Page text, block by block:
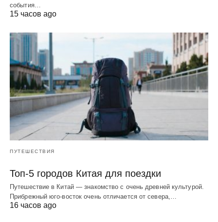
события…
15 часов ago
ПУТЕШЕСТВИЯ
Топ-5 городов Китая для поездки
Путешествие в Китай — знакомство с очень древней культурой.
Прибрежный юго-восток очень отличается от севера,…
16 часов ago